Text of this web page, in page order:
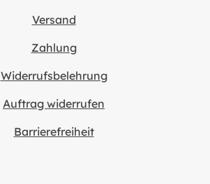
Versand
Zahlung
Widerrufsbelehrung
Auftrag widerrufen
Barrierefreiheit